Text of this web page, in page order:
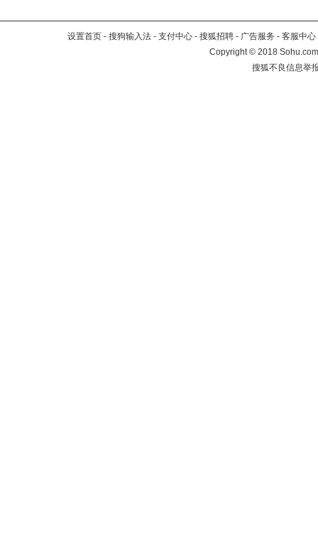
设置首页 - 搜狗输入法 - 支付中心 - 搜狐招聘 - 广告服务 - 客服中心
Copyright©2018
搜狐不良信息举